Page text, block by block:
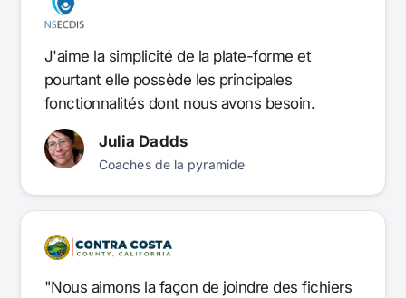
J'aime la simplicité de la plate-forme et
pourtant elle possède les principales
fonctionnalités dont nous avons besoin.
Julia Dadds
Coaches de la pyramide
"Nous aimons la façon de joindre des fichiers